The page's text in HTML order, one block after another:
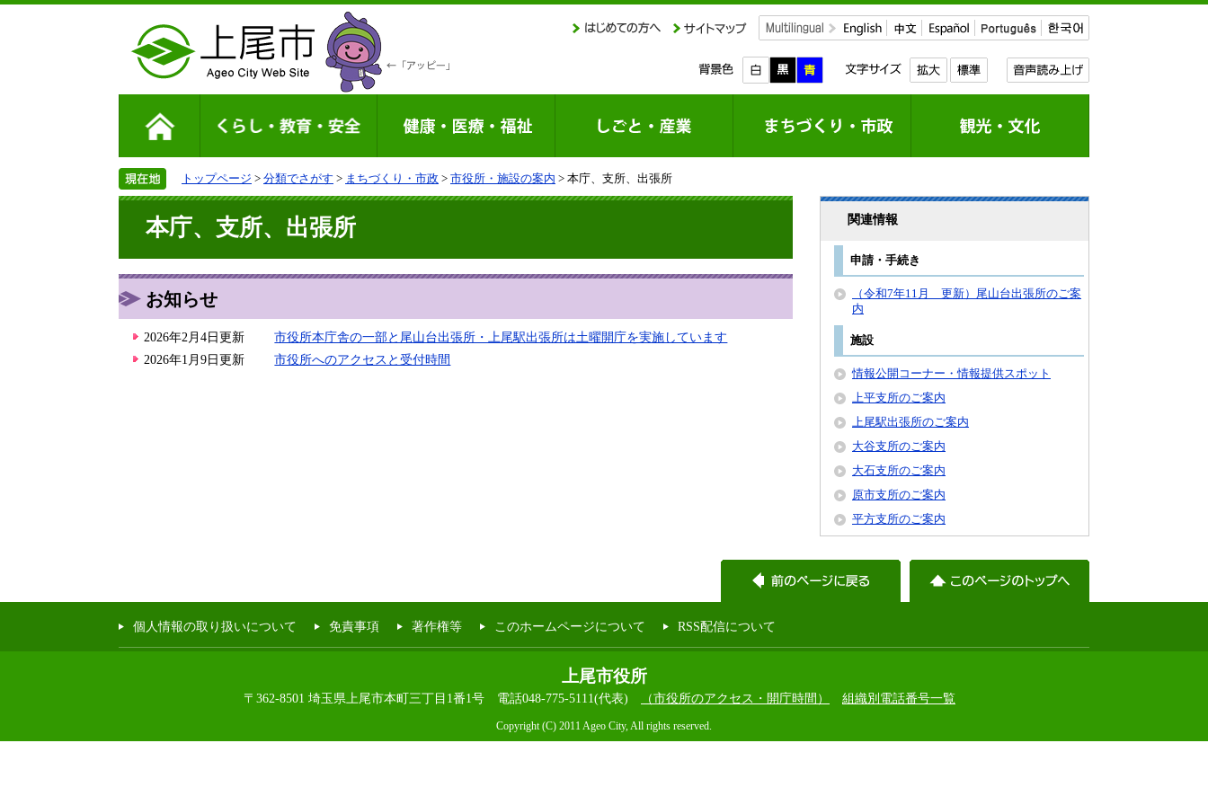
トップページ > 分類でさがす > まちづくり・市政 > 市役所・施設の案内 > 本庁、支所、出張所
本庁、支所、出張所
お知らせ
2026年2月4日更新
市役所本庁舎の一部と尾山台出張所・上尾駅出張所は土曜開庁を実施しています
2026年1月9日更新
市役所へのアクセスと受付時間
関連情報
申請・手続き
（令和7年11月 更新）尾山台出張所のご案
内
施設
情報公開コーナー・情報提供スポット
上平支所のご案内
上尾駅出張所のご案内
大谷支所のご案内
大石支所のご案内
原市支所のご案内
平方支所のご案内
個人情報の取り扱いについて 免責事項 著作権等 このホームページについて RSS配信について
上尾市役所
〒362-8501 埼玉県上尾市本町三丁目1番1号 電話048-775-5111(代表) （市役所のアクセス・開庁時間） 組織別電話番号一覧
Copyright (C) 2011 Ageo City, All rights reserved.